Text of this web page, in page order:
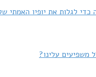
כדי לגלות את יופיו האמתי
עלינו?